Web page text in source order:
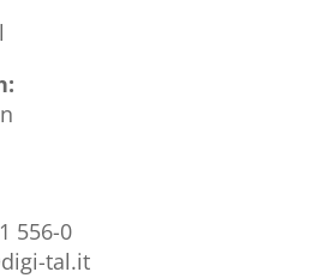
556-0
tal.it